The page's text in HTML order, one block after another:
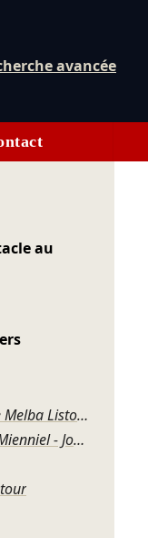
avancée
au
Umlaut Big Band joue Melba Liston – Grandma’s Dance
Pierre Durand & Joce Mienniel - Jour de blues à Bamako